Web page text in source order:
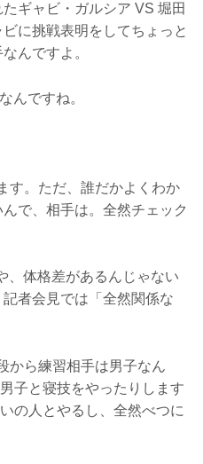
ギャビ・ガルシア VS 堀田
に挑戦表明をしてちょっと
んですよ。
んですね。
。ただ、誰だかよくわか
で、相手は。全然チェック
、体格差があるんじゃない
者会見では「全然関係な
ら練習相手は男子なん
子と寝技をやったりします
の人とやるし、全然べつに